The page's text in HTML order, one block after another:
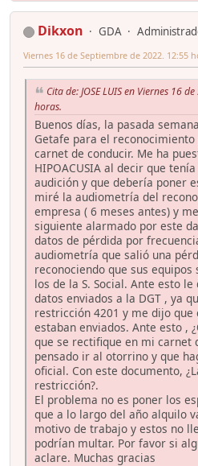
Dikxon GDA
Viernes 16 de Septiembre de 2022. 12:55
Cita de: JOSE LUIS en Viernes 16
horas.
Buenos días, la pasada
Getafe para el
carnet de conducir. Me ha
HIPOACUSIA al decir que
audición y que debería poner
miré la audiometría del
empresa ( 6 meses antes) y
siguiente alarmado por este
datos de pérdida por
audiometría que salió una
reconociendo que sus
los de la S. Social. Ante esto
datos enviados a la DGT , ya
restricción 4201 y me dijo que
estaban enviados. Ante esto ,
que se rectifique en mi carnet
pensado ir al otorrino y que
oficial. Con este documento,
restricción?.
El problema no es poner los
que a lo largo del año alquilo
motivo de trabajo y estos no
podrían multar. Por favor si
aclare. Muchas gracias